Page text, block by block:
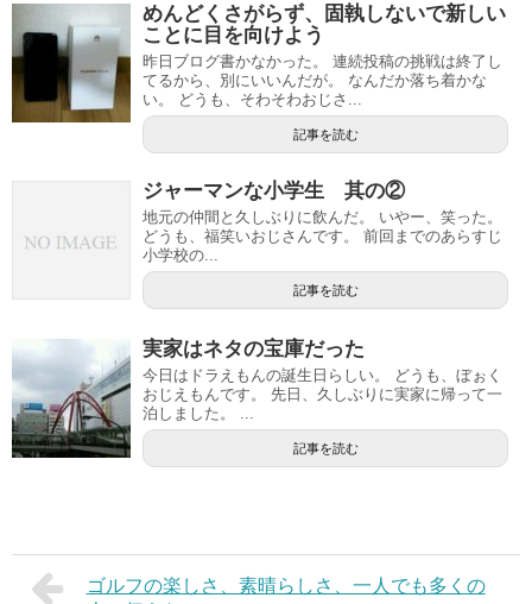
めんどくさがらず、固執しないで新しい
ことに目を向けよう
昨日ブログ書かなかった。 連続投稿の挑戦は終了し
てるから、別にいいんだが。 なんだか落ち着かな
い。 どうも、そわそわおじさ...
記事を読む
ジャーマンな小学生 其の②
地元の仲間と久しぶりに飲んだ。 いやー、笑った。
どうも、福笑いおじさんです。 前回までのあらすじ
小学校の...
記事を読む
実家はネタの宝庫だった
今日はドラえもんの誕生日らしい。 どうも、ぼぉく
おじえもんです。 先日、久しぶりに実家に帰って一
泊しました。 ...
記事を読む
ゴルフの楽しさ、素晴らしさ、一人でも多くの